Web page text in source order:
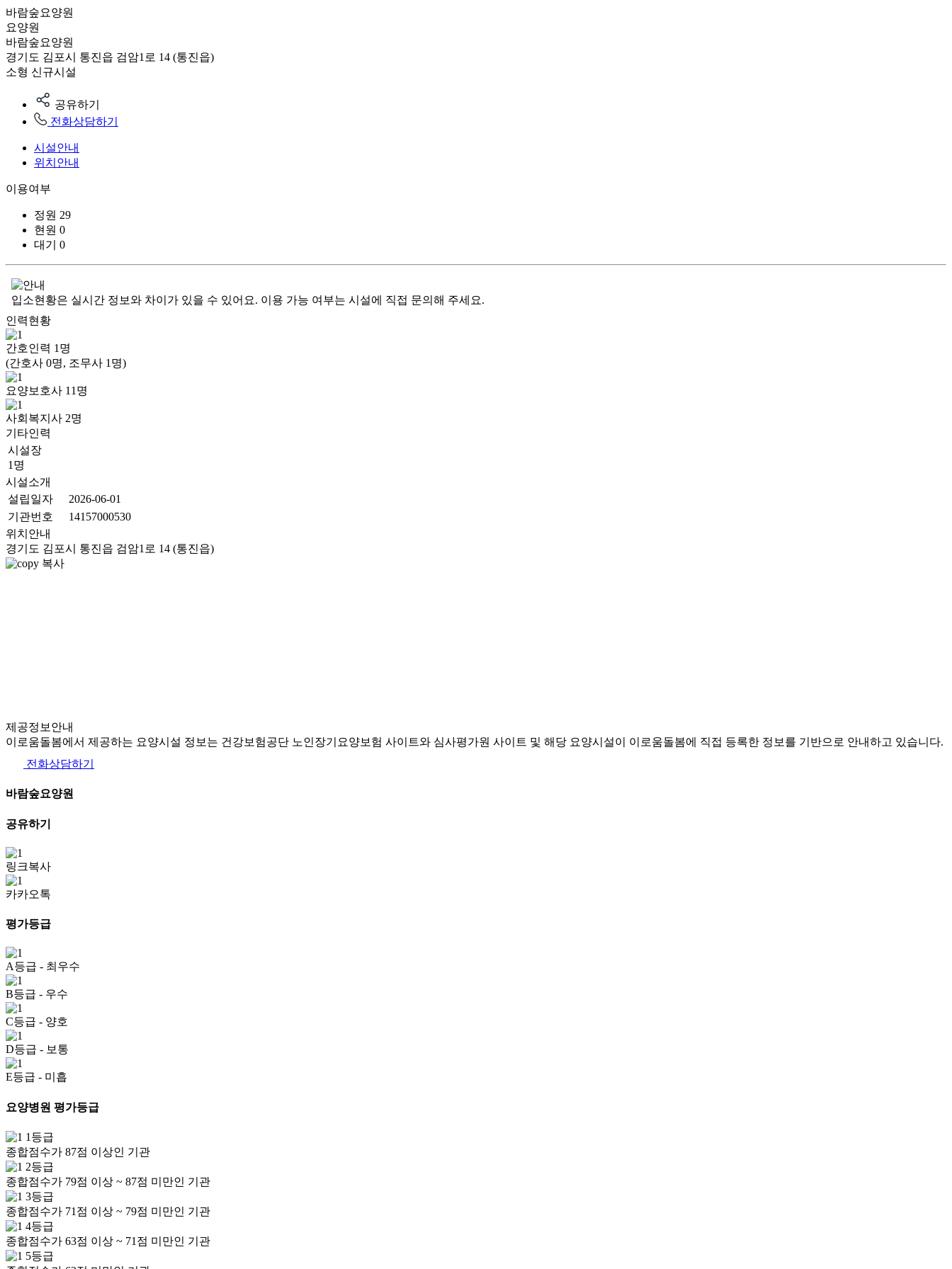
바람숲요양원
요양원
바람숲요양원
경기도 김포시 통진읍 검암1로 14 (통진읍)
소형 신규시설
공유하기
전화상담하기
시설안내
위치안내
이용여부
정원 29
현원 0
대기
0
입소현황은 실시간 정보와 차이가 있을 수 있어요. 이용 가능 여부는 시설에 직접 문의해 주세요.
인력현황
간호인력 1 명
(간호사 0명, 조무사 1명)
요양보호사 11 명
사회복지사 2명
기타인력
시설장
1명
시설소개
설립일자
2026-06-01
기관번호
14157000530
위치안내
경기도 김포시 통진읍 검암1로 14 (통진읍)
복사
제공정보안내
이로움돌봄에서 제공하는 요양시설 정보는 건강보험공단 노인장기요양보험 사이트와 심사평가원 사이트 및 해당 요양시설이 이로움돌봄에 직접 등록한 정보를 기반으로 안내하고 있습니다.
전화상담하기
바람숲요양원
공유하기
링크복사
카카오톡
평가등급
A등급 - 최우수
B등급 - 우수
C등급 - 양호
D등급 - 보통
E등급 - 미흡
요양병원 평가등급
1등급
종합점수가 87점 이상인 기관
2등급
종합점수가 79점 이상 ~ 87점 미만인 기관
3등급
종합점수가 71점 이상 ~ 79점 미만인 기관
4등급
종합점수가 63점 이상 ~ 71점 미만인 기관
5등급